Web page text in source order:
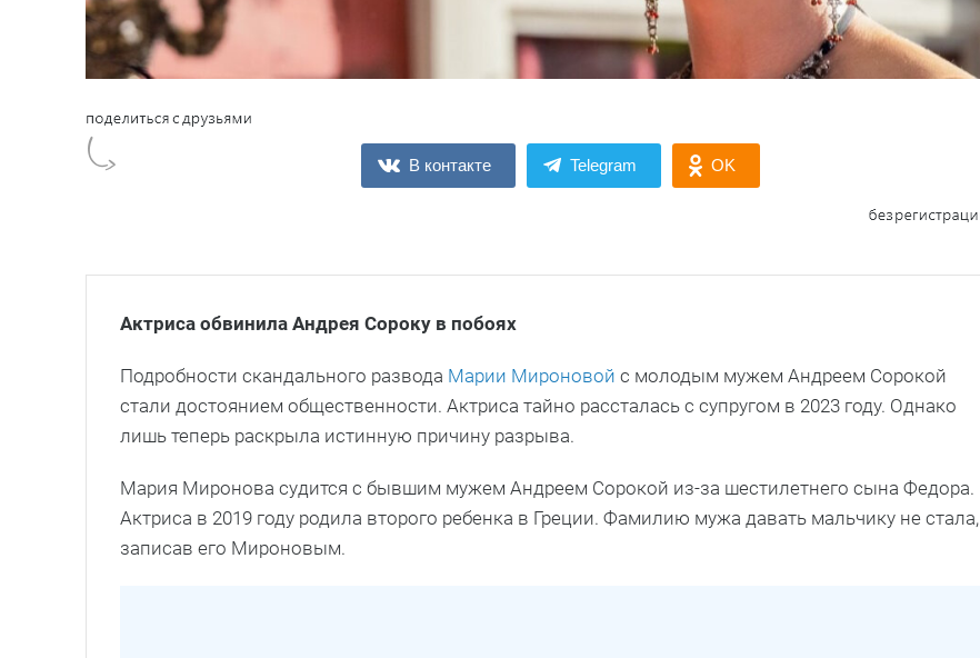
В контакте Telegram OK
Актриса обвинила Андрея Сороку в побоях
Подробности скандального развода Марии Мироновой с молодым мужем Андреем Сорокой
стали достоянием общественности. Актриса тайно рассталась с супругом в 2023 году. Однако
лишь теперь раскрыла истинную причину разрыва.
Мария Миронова судится с бывшим мужем Андреем Сорокой из-за шестилетнего сына Федора.
Актриса в 2019 году родила второго ребенка в Греции. Фамилию мужа давать мальчику не стала,
записав его Мироновым.